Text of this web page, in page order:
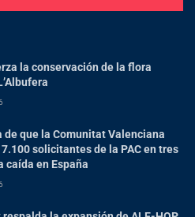
la conservación de la flora
de que la Comunitat Valenciana
solicitantes de la PAC en tres
caída en España